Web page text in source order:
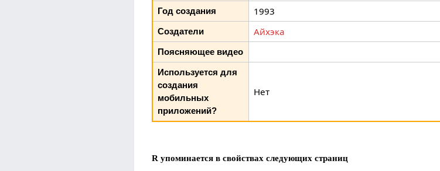
Год создания 1993
Создатели Айхэка
Поясняющее видео
Используется для
создания
мобильных
приложений?
Нет
R упоминается в свойствах следующих страниц